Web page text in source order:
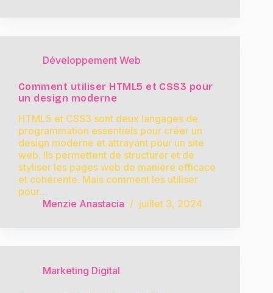
Développement Web
Comment utiliser HTML5 et CSS3 pour
un design moderne
HTML5 et CSS3 sont deux langages de
programmation essentiels pour créer un
design moderne et attrayant pour un site
web. Ils permettent de structurer et de
styliser les pages web de manière efficace
et cohérente. Mais comment les utiliser
pour…
Menzie Anastacia
juillet 3, 2024
Marketing Digital